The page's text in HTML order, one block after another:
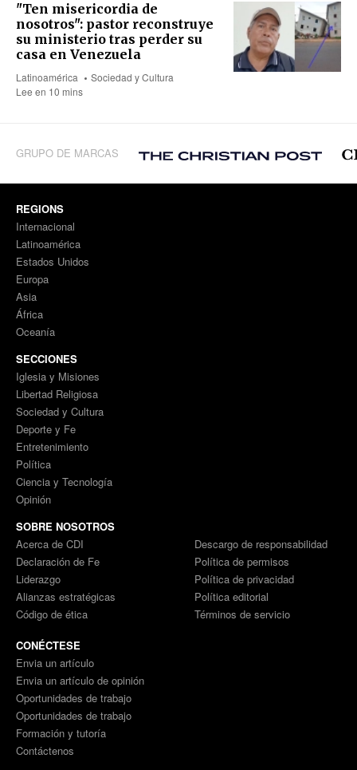
"Ten misericordia de
nosotros": pastor reconstruye
su ministerio tras perder su
casa en Venezuela
Latinoamérica
Sociedad y Cultura
Lee en 10 mins
GRUPO DE MARCAS
REGIONS
Internacional
Latinoamérica
Estados Unidos
Europa
Asia
África
Oceanía
SECCIONES
Iglesia y Misiones
Libertad Religiosa
Sociedad y Cultura
Deporte y Fe
Entretenimiento
Política
Ciencia y Tecnología
Opinión
SOBRE NOSOTROS
Acerca de CDI
Declaración de Fe
Liderazgo
Alianzas estratégicas
Código de ética
Descargo de responsabilidad
Política de permisos
Política de privacidad
Política editorial
Términos de servicio
CONÉCTESE
Envia un artículo
Envia un artículo de opinión
Oportunidades de trabajo
Oportunidades de trabajo
Formación y tutoría
Contáctenos